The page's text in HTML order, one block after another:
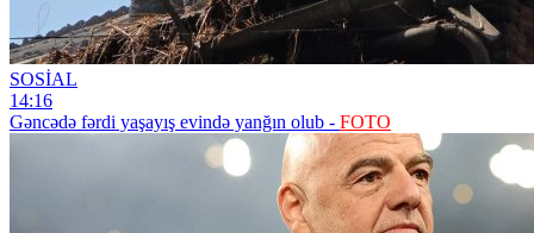
SOSİAL
14:16
Gəncədə fərdi yaşayış evində yanğın olub - FOTO